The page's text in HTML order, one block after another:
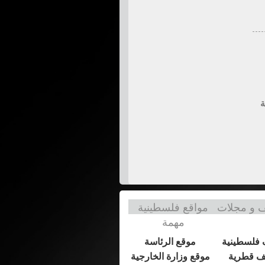
و مجلات
مواقع فلسطينية
مهمة
قطرية
موقع الرئاسة
موقع وزارة الخارجية